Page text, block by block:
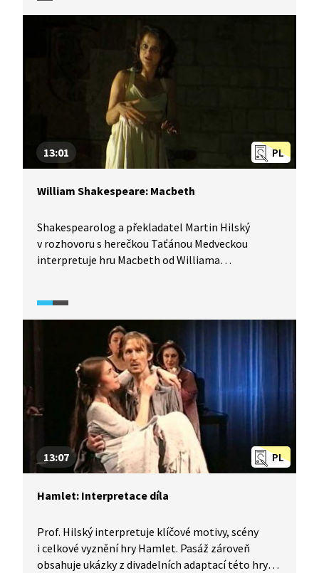
i úryvky z divadelního představení.
PL
13:01
William Shakespeare: Macbeth
Shakespearolog a překladatel Martin Hilský
v rozhovoru s herečkou Taťánou Medveckou
interpretuje hru Macbeth od Williama
byla napsána? Hilský hovoří o motivu času
a čarodějnic a zmiňuje dále charakteristiku
postavy Macbetha a kontext vzniku hry. Pasáž
obsahuje ukázky z divadelního představení
hraného na Letních shakespearovských
slavnostech na Pražském hradě.
PL
13:07
Hamlet: Interpretace díla
Prof. Hilský interpretuje klíčové motivy, scény
i celkové vyznění hry Hamlet. Pasáž zároveň
obsahuje ukázky z divadelních adaptací této hry